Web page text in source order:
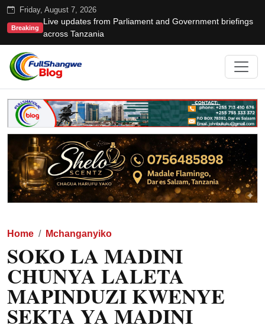
Friday, August 7, 2026
Breaking
Live updates from Parliament and Government briefings
across Tanzania
Home Mchanganyiko
SOKO LA MADINI
CHUNYA LALETA
MAPINDUZI KWENYE
SEKTA YA MADINI